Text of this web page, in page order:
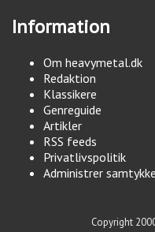
Information
Om heavymetal.dk
Redaktion
Klassikere
Genreguide
Artikler
RSS feeds
Privatlivspolitik
Administrer samtykke
Copyright